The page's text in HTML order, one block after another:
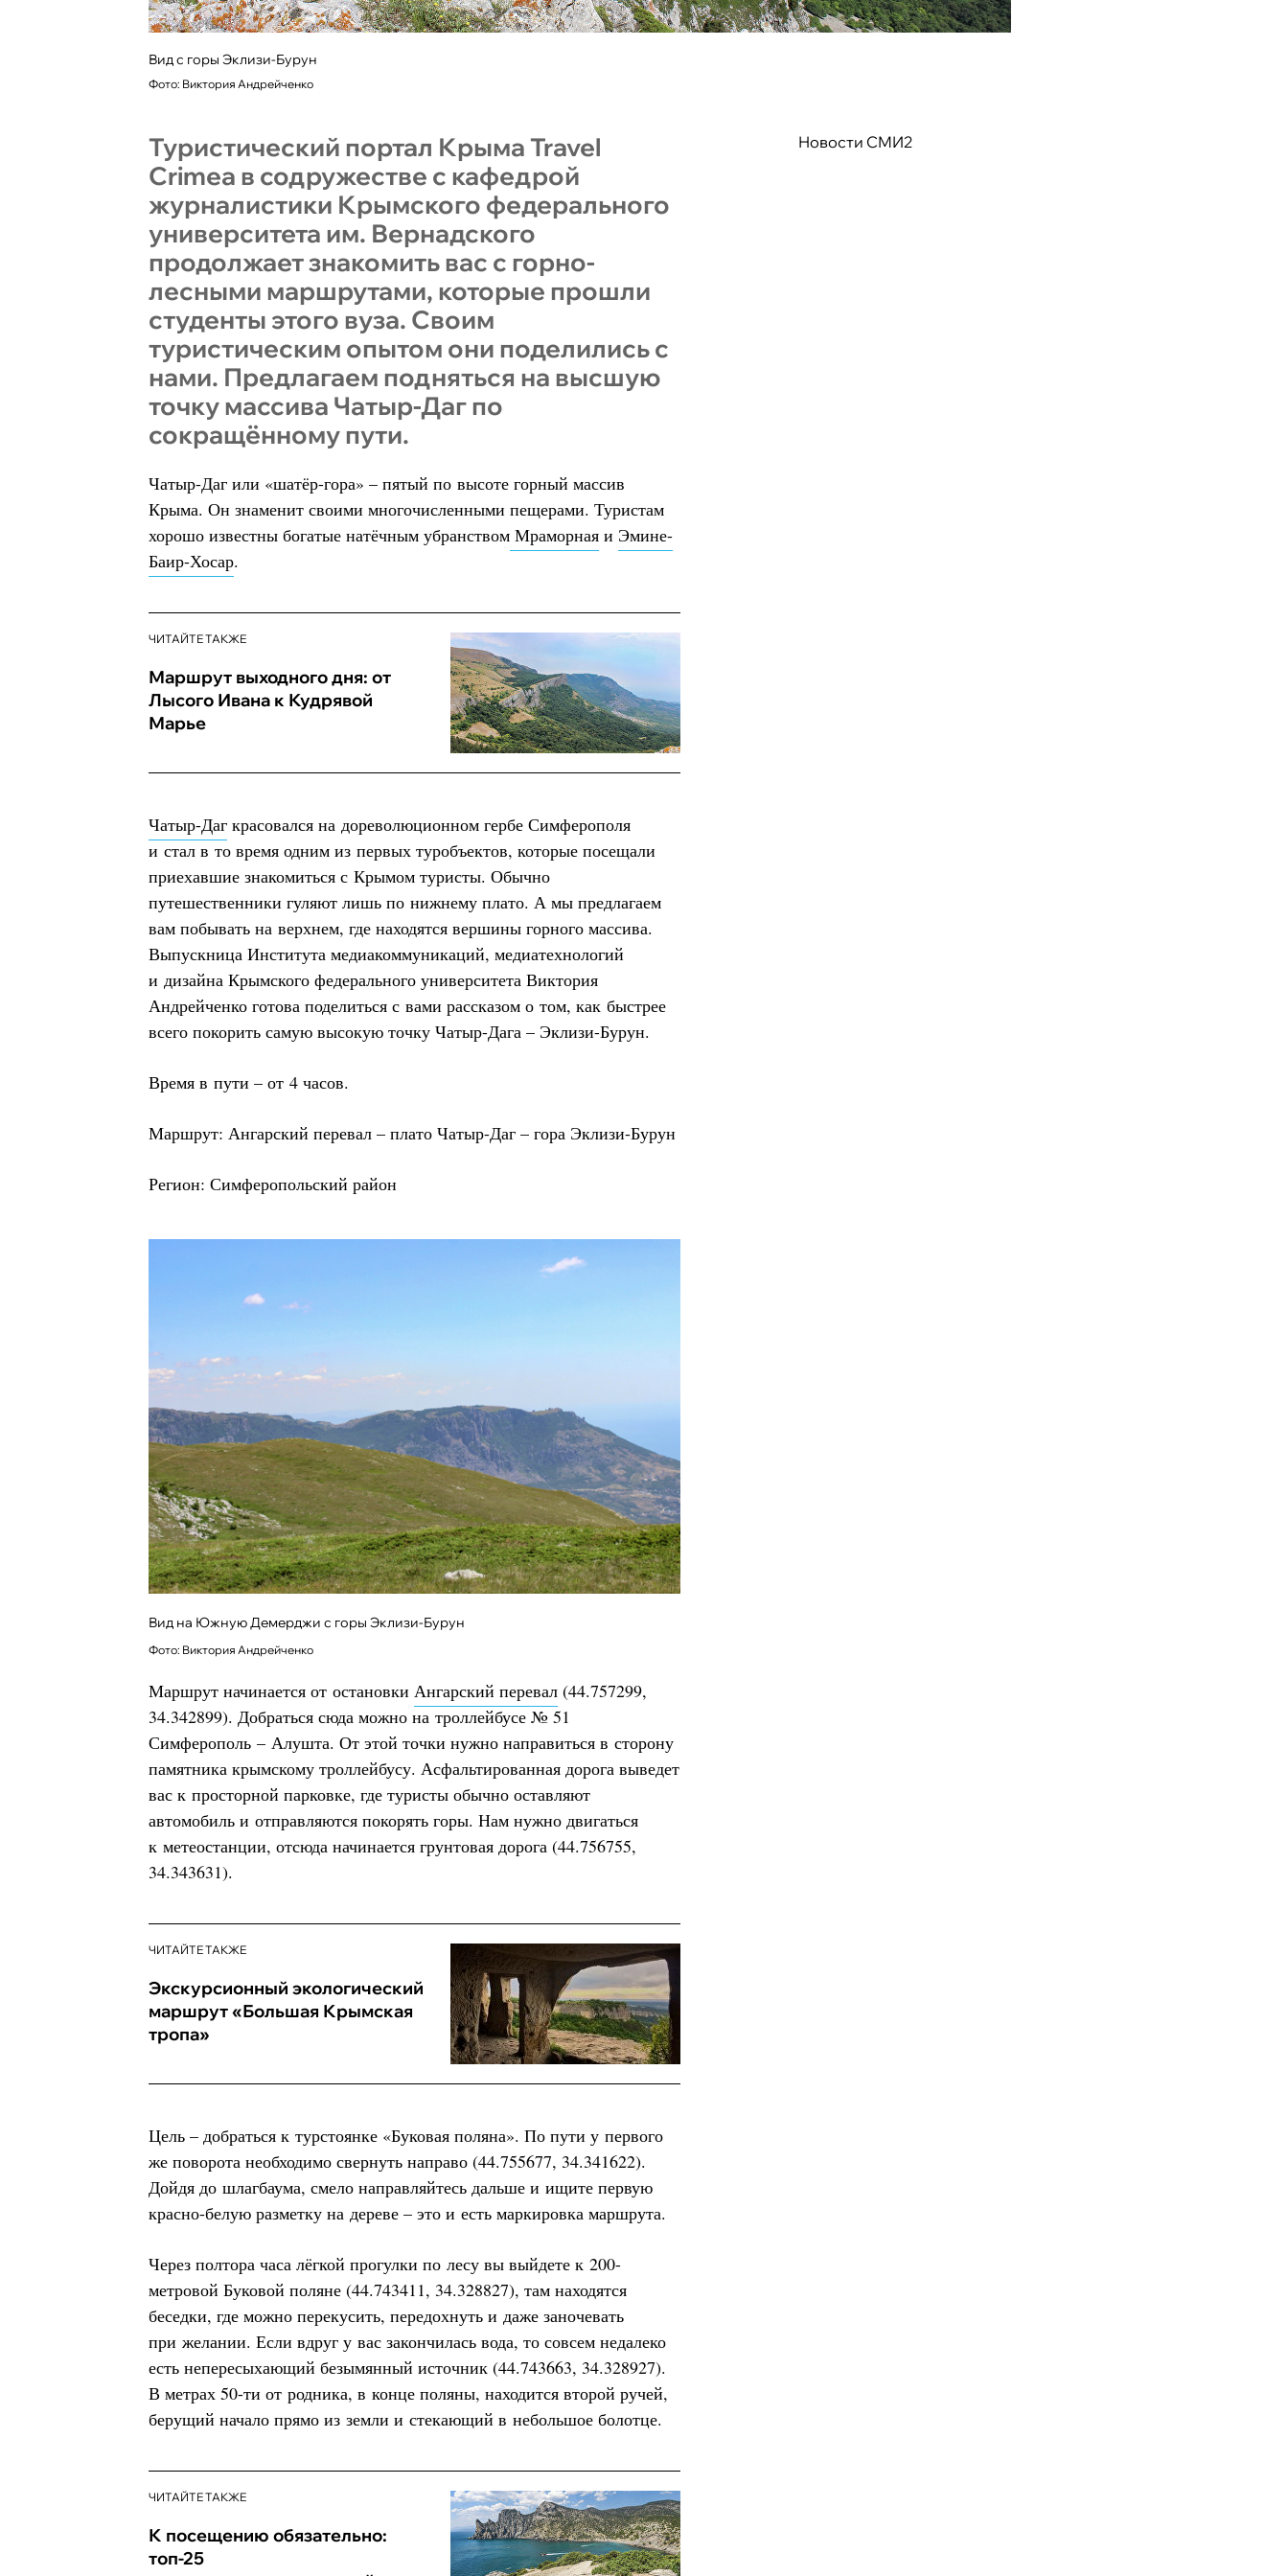
Вид с горы Эклизи-Бурун
Фото: Виктория Андрейченко
Новости СМИ2
Туристический портал Крыма Travel
Crimea в содружестве с кафедрой
журналистики Крымского федерального
университета им. Вернадского
продолжает знакомить вас с горно-
лесными маршрутами, которые прошли
студенты этого вуза. Своим
туристическим опытом они поделились с
нами. Предлагаем подняться на высшую
точку массива Чатыр-Даг по
сокращённому пути.
Чатыр-Даг или «шатёр-гора» – пятый по высоте горный массив
Крыма. Он знаменит своими многочисленными пещерами. Туристам
хорошо известны богатые натёчным убранством Мраморная и Эмине-
Баир-Хосар.
ЧИТАЙТЕ ТАКЖЕ
Маршрут выходного дня: от
Лысого Ивана к Кудрявой
Марье
Чатыр-Даг красовался на дореволюционном гербе Симферополя
и стал в то время одним из первых туробъектов, которые посещали
приехавшие знакомиться с Крымом туристы. Обычно
путешественники гуляют лишь по нижнему плато. А мы предлагаем
вам побывать на верхнем, где находятся вершины горного массива.
Выпускница Института медиакоммуникаций, медиатехнологий
и дизайна Крымского федерального университета Виктория
Андрейченко готова поделиться с вами рассказом о том, как быстрее
всего покорить самую высокую точку Чатыр-Дага – Эклизи-Бурун.
Время в пути – от 4 часов.
Маршрут: Ангарский перевал – плато Чатыр-Даг – гора Эклизи-Бурун
Регион: Симферопольский район
Вид на Южную Демерджи с горы Эклизи-Бурун
Фото: Виктория Андрейченко
Маршрут начинается от остановки Ангарский перевал (44.757299,
34.342899). Добраться сюда можно на троллейбусе № 51
Симферополь – Алушта. От этой точки нужно направиться в сторону
памятника крымскому троллейбусу. Асфальтированная дорога выведет
вас к просторной парковке, где туристы обычно оставляют
автомобиль и отправляются покорять горы. Нам нужно двигаться
к метеостанции, отсюда начинается грунтовая дорога (44.756755,
34.343631).
ЧИТАЙТЕ ТАКЖЕ
Экскурсионный экологический
маршрут «Большая Крымская
тропа»
Цель – добраться к турстоянке «Буковая поляна». По пути у первого
же поворота необходимо свернуть направо (44.755677, 34.341622).
Дойдя до шлагбаума, смело направляйтесь дальше и ищите первую
красно-белую разметку на дереве – это и есть маркировка маршрута.
Через полтора часа лёгкой прогулки по лесу вы выйдете к 200-
метровой Буковой поляне (44.743411, 34.328827), там находятся
беседки, где можно перекусить, передохнуть и даже заночевать
при желании. Если вдруг у вас закончилась вода, то совсем недалеко
есть непересыхающий безымянный источник (44.743663, 34.328927).
В метрах 50-ти от родника, в конце поляны, находится второй ручей,
берущий начало прямо из земли и стекающий в небольшое болотце.
ЧИТАЙТЕ ТАКЖЕ
К посещению обязательно:
топ-25